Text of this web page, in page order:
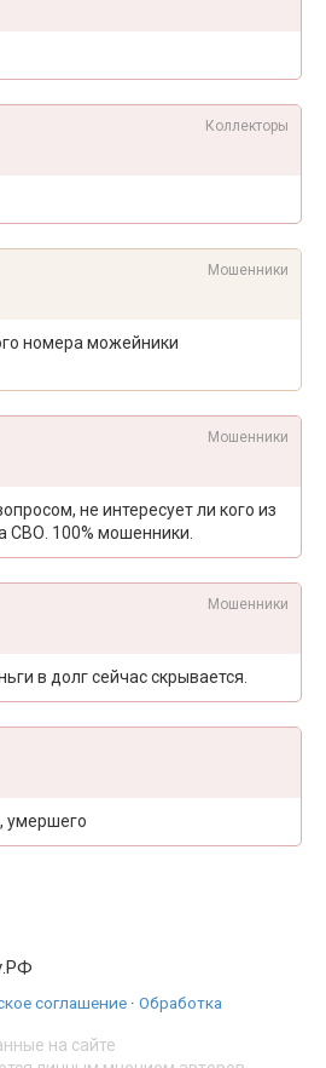
Коллекторы
Мошенники
номера можейники
Мошенники
не интересует ли кого из
СВО. 100% мошенники.
Мошенники
в долг сейчас скрывается.
умершего
соглашение · Обработка
на сайте